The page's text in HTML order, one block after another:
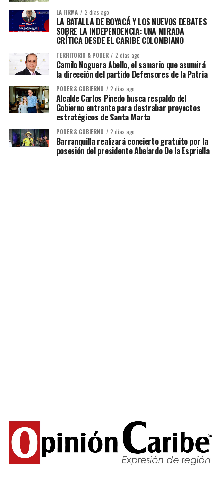
LA FIRMA 2 días ago
LA BATALLA DE BOYACÁ Y LOS NUEVOS DEBATES
SOBRE LA INDEPENDENCIA: UNA MIRADA
CRÍTICA DESDE EL CARIBE COLOMBIANO
TERRITORIO & PODER 2 días ago
Camilo Noguera Abello, el samario que asumirá
la dirección del partido Defensores de la Patria
PODER & GOBIERNO 2 días ago
Alcalde Carlos Pinedo busca respaldo del
Gobierno entrante para destrabar proyectos
estratégicos de Santa Marta
PODER & GOBIERNO 2 días ago
Barranquilla realizará concierto gratuito por la
posesión del presidente Abelardo De la Espriella